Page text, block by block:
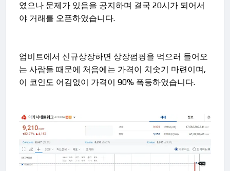
였으나 문제가 있음을 공지하며 결국 20시가 되어서
야 거래를 오픈하였습니다.
업비트에서 신규상장하면 상장펌핑을 먹으러 들어오
는 사람들 때문에 처음에는 가격이 치솟기 마련이며,
이 코인도 어김없이 가격이 90% 폭등하였습니다.